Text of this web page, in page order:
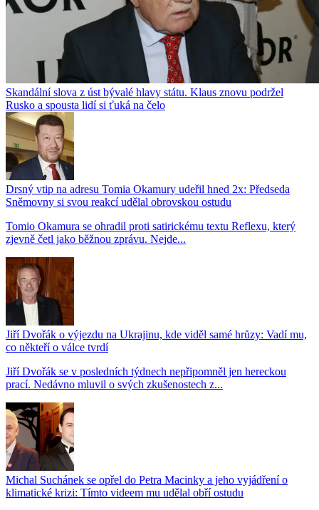
Skandální slova z úst bývalé hlavy státu. Klaus znovu podržel
Rusko a spousta lidí si ťuká na čelo
Drsný vtip na adresu Tomia Okamury udeřil hned 2x: Předseda
Sněmovny si svou reakcí udělal obrovskou ostudu
Tomio Okamura se ohradil proti satirickému textu Reflexu, který
zjevně četl jako běžnou zprávu. Nejde...
Jiří Dvořák o výjezdu na Ukrajinu, kde viděl samé hrůzy: Vadí mu,
co někteří o válce tvrdí
Jiří Dvořák se v posledních týdnech nepřipomněl jen hereckou
prací. Nedávno mluvil o svých zkušenostech z...
Michal Suchánek se opřel do Petra Macinky a jeho vyjádření o
klimatické krizi: Tímto videem mu udělal obří ostudu